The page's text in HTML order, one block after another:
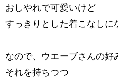
おしやれで可愛いけど
すっきりとした着こなしに
なので、ウエーブさんの好
それを持ちつつ